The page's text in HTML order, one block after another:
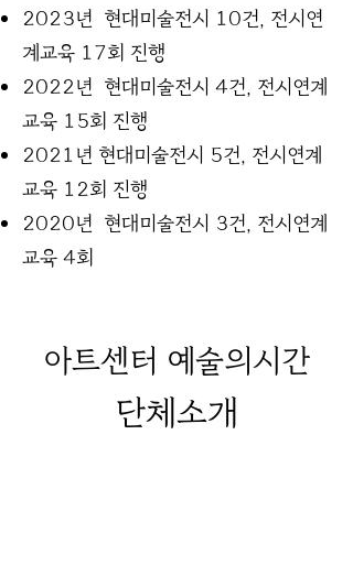
2023년 현대미술전시 10건, 전시연
계교육 17회 진행
2022년 현대미술전시 4건, 전시연계
교육 15회 진행
2021년 현대미술전시 5건, 전시연계
교육 12회 진행
2020년 현대미술전시 3건, 전시연계
교육 4회
아트센터 예술의시간
단체소개